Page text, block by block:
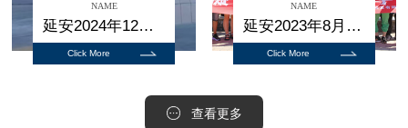
NAME
延安2024年12月28日新厂乔迁
Click More
NAME
延安2023年8月份碧麟湾团建
Click More
查看更多